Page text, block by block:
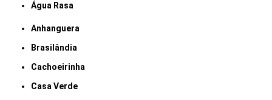
Água Rasa
Anhanguera
Brasilândia
Cachoeirinha
Casa Verde